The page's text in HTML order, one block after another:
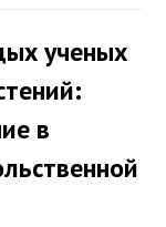
ученых
в